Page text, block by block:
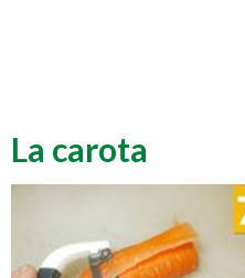
La carota